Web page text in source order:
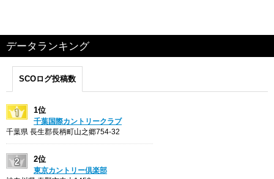
データランキング
SCOログ投稿数
1位
千葉国際カントリークラブ
千葉県 長生郡長柄町山之郷754-32
2位
東京カントリー倶楽部